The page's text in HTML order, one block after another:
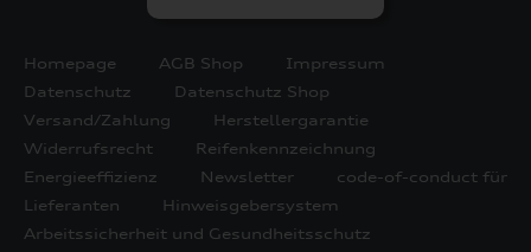
Homepage AGB Shop
Impressum
Datenschutz
Datenschutz Shop
Versand/Zahlung
Herstellergarantie
Widerrufsrecht
Reifenkennzeichnung
Energieeffizienz
Newsletter
code-of-conduct für
Lieferanten
Hinweisgebersystem
Arbeitssicherheit und Gesundheitsschutz